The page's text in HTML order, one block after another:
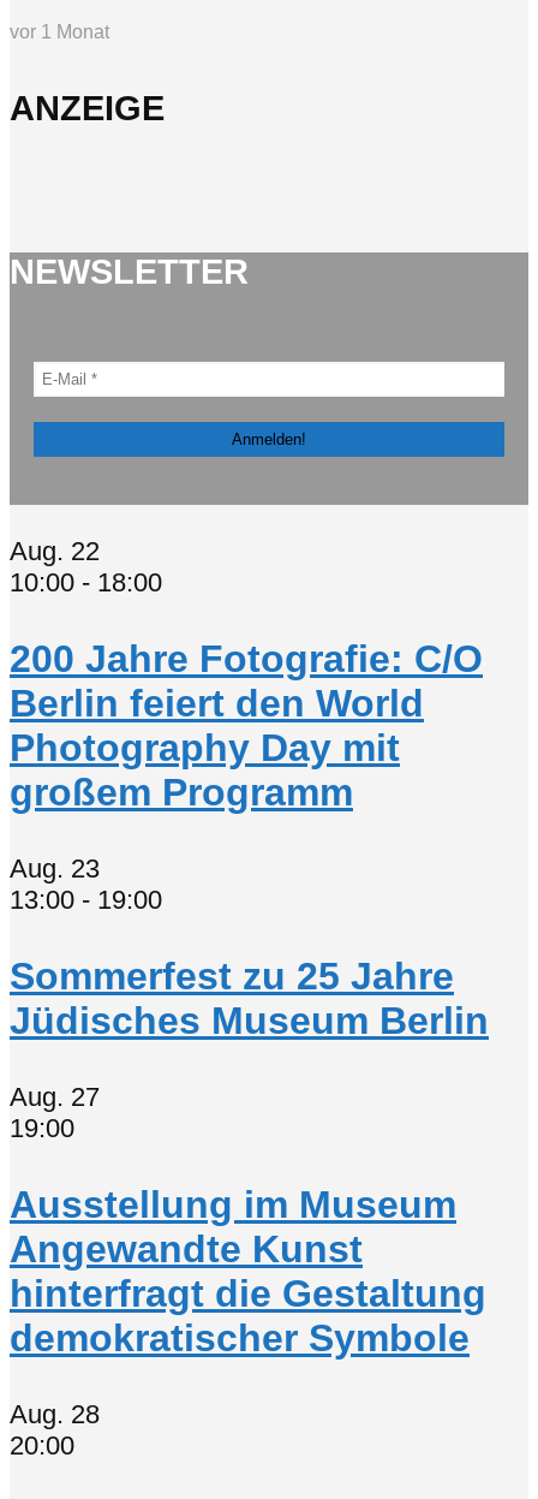
vor 1 Monat
ANZEIGE
NEWSLETTER
Aug. 22
10:00 - 18:00
200 Jahre Fotografie: C/O
Berlin feiert den World
Photography Day mit
großem Programm
Aug. 23
13:00 - 19:00
Sommerfest zu 25 Jahre
Jüdisches Museum Berlin
Aug. 27
19:00
Ausstellung im Museum
Angewandte Kunst
hinterfragt die Gestaltung
demokratischer Symbole
Aug. 28
20:00